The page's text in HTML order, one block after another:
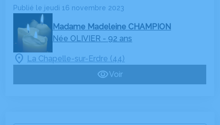
Publié le jeudi 16 novembre 2023
Madame Madeleine CHAMPION
Née OLIVIER - 92 ans
La Chapelle-sur-Erdre (44)
Voir